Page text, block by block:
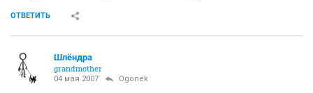
ОТВЕТИТЬ
Шлёндра
grandmother
04 мая 2007 Ogonek